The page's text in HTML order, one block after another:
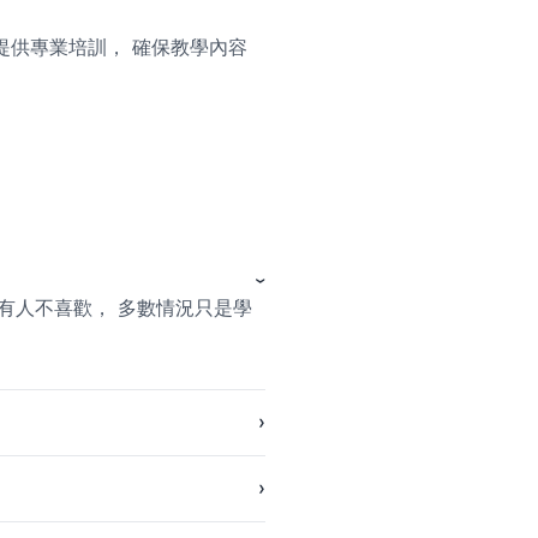
專業培訓， 確保教學內容
人不喜歡， 多數情況只是學